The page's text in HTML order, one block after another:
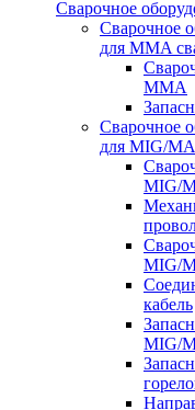
Сварочное
Сварочное
для MMA
MMA
Сварочное
для MIG/
MIG/
MIG/
кабель
MIG/